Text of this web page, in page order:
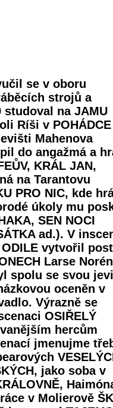
se v oboru
strojů a
na JAMU
Ríši v POHÁDCE
Mahenova
do angažmá a
KRÁL JAN,
na Tarantovu
PRO NIC, kde
úkoly mu
SEN NOCI
ad.). V
ODILE vytvořil
Larse
spolu se svou
oceněn v
Výrazně se
OSIŘELÝ
hercům
jmenujme
jako soba v
v Molierově